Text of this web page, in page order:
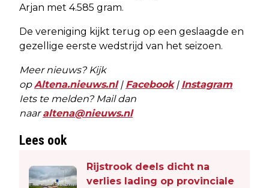
Arjan met 4.585 gram.
De vereniging kijkt terug op een geslaagde en
gezellige eerste wedstrijd van het seizoen.
Meer nieuws? Kijk
opAltena.nieuws.nl| Facebook| Instagram
Iets te melden? Mail dan
naaraltena@nieuws.nl
Lees ook
Rijstrook deels dicht na
verlies lading op provinciale